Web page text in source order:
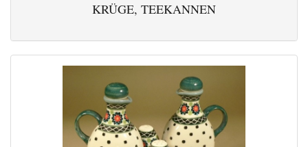
KRÜGE, TEEKANNEN